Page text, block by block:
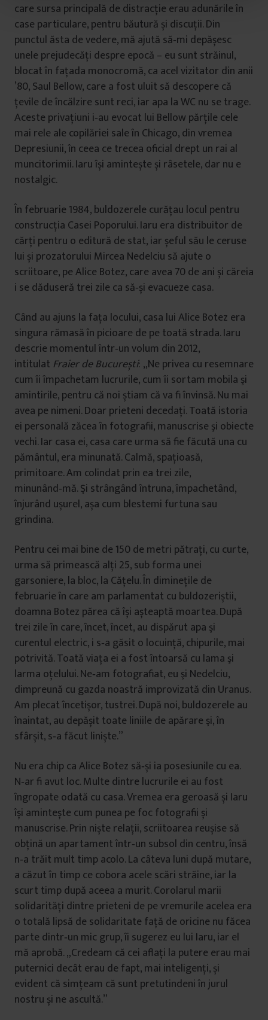
care sursa principală de distracţie erau adunările în
case particulare, pentru băutură și discuţii. Din
punctul ăsta de vedere, mă ajută să‑mi depășesc
unele prejudecăţi despre epocă – eu sunt străinul,
blocat în faţada monocromă, ca acel vizitator din anii
’80, Saul Bellow, care a fost uluit să descopere că
ţevile de încălzire sunt reci, iar apa la WC nu se trage.
Aceste privaţiuni i‑au evocat lui Bellow părţile cele
mai rele ale copilăriei sale în Chicago, din vremea
Depresiunii, în ceea ce trecea oficial drept un rai al
muncitorimii. Iaru își amintește și râsetele, dar nu e
nostalgic.
În februarie 1984, buldozerele curăţau locul pentru
construcţia Casei Poporului. Iaru era distribuitor de
cărţi pentru o editură de stat, iar șeful său le ceruse
lui și prozatorului Mircea Nedelciu să ajute o
scriitoare, pe Alice Botez, care avea 70 de ani și căreia
i se dăduseră trei zile ca să‑și evacueze casa.
Când au ajuns la faţa locului, casa lui Alice Botez era
singura rămasă în picioare de pe toată strada. Iaru
descrie momentul într‑un volum din 2012,
intitulat Fraier de București: „Ne privea cu resemnare
cum îi împachetam lucrurile, cum îi sortam mobila şi
amintirile, pentru că noi știam că va fi învinsă. Nu mai
avea pe nimeni. Doar prieteni decedaţi. Toată istoria
ei personală zăcea în fotografii, manuscrise şi obiecte
vechi. Iar casa ei, casa care urma să fie făcută una cu
pământul, era minunată. Calmă, spaţioasă,
primitoare. Am colindat prin ea trei zile,
minunând‑mă. Şi strângând întruna, împachetând,
înjurând ușurel, așa cum blestemi furtuna sau
grindina.
Pentru cei mai bine de 150 de metri pătraţi, cu curte,
urma să primească alţi 25, sub forma unei
garsoniere, la bloc, la Căţelu. În dimineţile de
februarie în care am parlamentat cu buldozeriștii,
doamna Botez părea că își așteaptă moartea. După
trei zile în care, încet, încet, au dispărut apa şi
curentul electric, i s‑a găsit o locuinţă, chipurile, mai
potrivită. Toată viaţa ei a fost întoarsă cu lama şi
larma oţelului. Ne‑am fotografiat, eu şi Nedelciu,
dimpreună cu gazda noastră improvizată din Uranus.
Am plecat încetișor, tustrei. După noi, buldozerele au
înaintat, au depășit toate liniile de apărare şi, în
sfârșit, s‑a făcut liniște.”
Nu era chip ca Alice Botez să‑și ia posesiunile cu ea.
N‑ar fi avut loc. Multe dintre lucrurile ei au fost
îngropate odată cu casa. Vremea era geroasă și Iaru
își amintește cum punea pe foc fotografii și
manuscrise. Prin niște relaţii, scriitoarea reușise să
obţină un apartament într‑un subsol din centru, însă
n‑a trăit mult timp acolo. La câteva luni după mutare,
a căzut în timp ce cobora acele scări străine, iar la
scurt timp după aceea a murit. Corolarul marii
solidarităţi dintre prieteni de pe vremurile acelea era
o totală lipsă de solidaritate faţă de oricine nu făcea
parte dintr‑un mic grup, îi sugerez eu lui Iaru, iar el
mă aprobă. „Credeam că cei aflaţi la putere erau mai
puternici decât erau de fapt, mai inteligenţi, și
evident că simţeam că sunt pretutindeni în jurul
nostru și ne ascultă.”